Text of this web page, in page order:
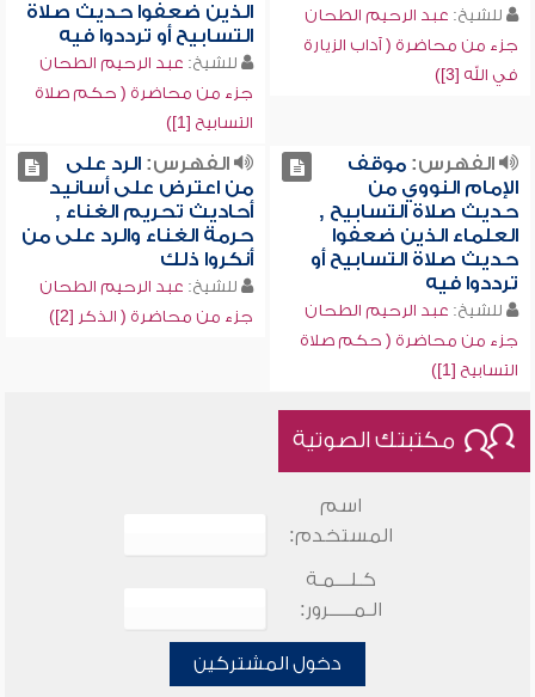
للشيخ: عبد الرحيم الطحان
جزء من محاضرة ( آداب الزيارة
في الله [3])
الذين ضعفوا حديث صلاة
التسابيح أو ترددوا فيه
للشيخ: عبد الرحيم الطحان
جزء من محاضرة ( حكم صلاة
التسابيح [1])
الفهرس:موقف
الإمام النووي من
حديث صلاة التسابيح ,
العلماء الذين ضعفوا
حديث صلاة التسابيح أو
ترددوا فيه
للشيخ: عبد الرحيم الطحان
جزء من محاضرة ( حكم صلاة
التسابيح [1])
الفهرس:الرد على
من اعترض على أسانيد
أحاديث تحريم الغناء ,
حرمة الغناء والرد على من
أنكروا ذلك
للشيخ: عبد الرحيم الطحان
جزء من محاضرة ( الذكر [2])
مكتبتك الصوتية
اسم
المستخدم:
كـلـــمـة
الـمـــــرور:
دخول المشتركين